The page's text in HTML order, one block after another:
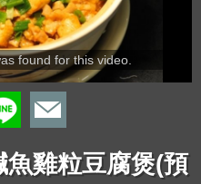
found for this video.
雞粒豆腐煲(預